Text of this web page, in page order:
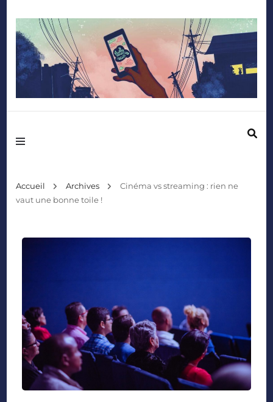
Accueil Archives
Cinéma vs streaming : rien ne
vaut une bonne toile !